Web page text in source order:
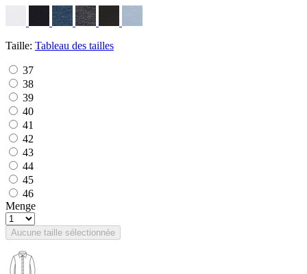
Taille: Tableau des tailles
37
38
39
40
41
42
43
44
45
46
Menge
Aucune taille sélectionnée